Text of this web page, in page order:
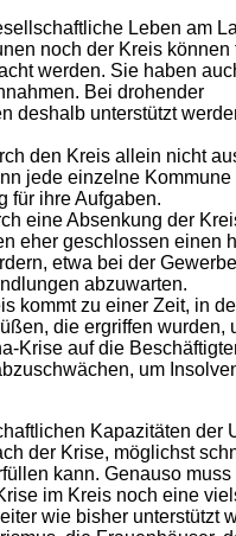
Leben am
noch der Kreis können
werden. Sie haben
Bei drohender
deshalb unterstützt
den Kreis allein nicht
jede einzelne Kommune
für ihre Aufgaben.
eine Absenkung der
eher geschlossen einen
etwa bei der
abzuwarten.
kommt zu einer Zeit, in
die ergriffen wurden,
Krise auf die
um
Kapazitäten der
der Krise, möglichst
kann. Genauso muss
im Kreis noch eine
wie bisher unterstützt